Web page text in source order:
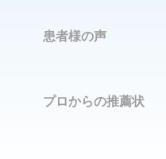
患者様の声
プロからの推薦状